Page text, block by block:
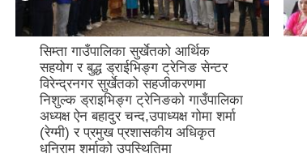
सिम्ता गाउँपालिका सुर्खेतको आर्थिक
सहयोग र बुद्ध ड्राईभिङ्ग ट्रेनिङ सेन्टर
विरेन्द्रनगर सुर्खेतको सहजीकरणमा
निशुल्क ड्राइभिङ्ग ट्रेनिङको गाउँपालिका
अध्यक्ष ऐन बहादुर चन्द,उपाध्यक्ष गोमा शर्मा
(रेग्मी) र प्रमुख प्रशासकीय अधिकृत
धनिराम शर्माको उपस्थितिमा